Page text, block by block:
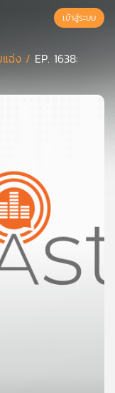
เข้าสู่ระบบ
แฉ่ง / EP. 1638: